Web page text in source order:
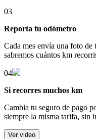
03
Reporta tu odómetro
Cada mes envía una foto de
sabremos cuántos km
04
Si recorres muchos km
Cambia tu seguro de pago
siempre la misma tarifa, sin
Ver video